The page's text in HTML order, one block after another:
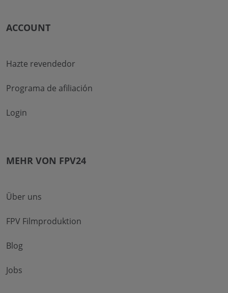
ACCOUNT
Hazte revendedor
Programa de afiliación
Login
MEHR VON FPV24
Über uns
FPV Filmproduktion
Blog
Jobs